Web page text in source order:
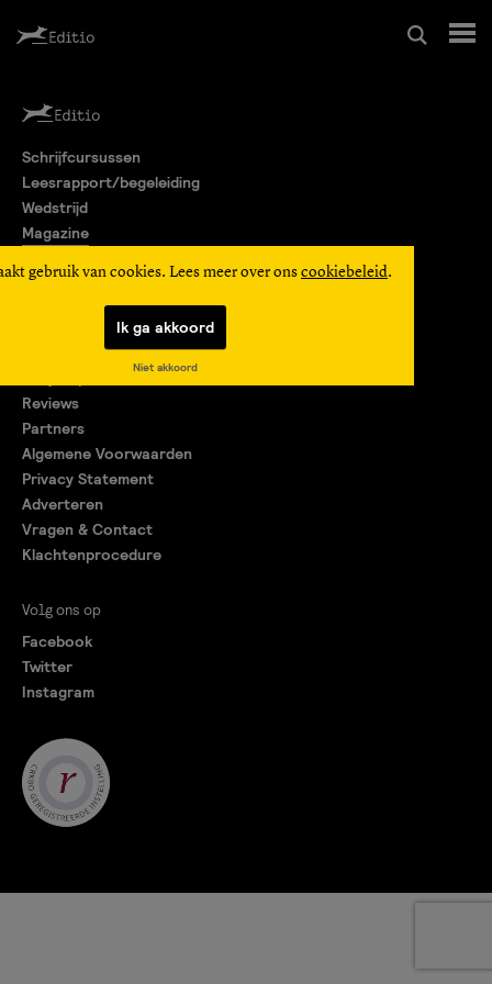
Leesrapport/begeleiding
Wedstrijd
Editio Producties
gebruik van cookies. Lees meer over ons cookiebeleid.
Ik ga akkoord
Niet akkoord
Schrijfcursussen
Leesrapport/begeleiding
Wedstrijd
Magazine
Reviews
Partners
Algemene Voorwaarden
Privacy Statement
Adverteren
Vragen & Contact
Klachtenprocedure
Volg ons op
Facebook
Twitter
Instagram